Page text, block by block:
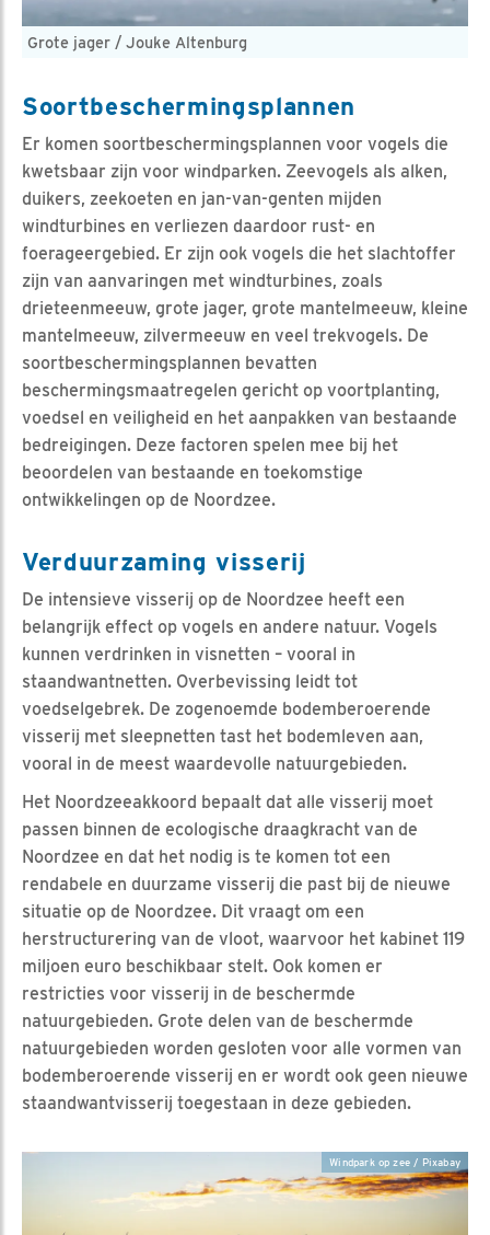
Grote jager / Jouke Altenburg
Soortbeschermingsplannen
Er komen soortbeschermingsplannen voor vogels die
kwetsbaar zijn voor windparken. Zeevogels als alken,
duikers, zeekoeten en jan-van-genten mijden
windturbines en verliezen daardoor rust- en
foerageergebied. Er zijn ook vogels die het slachtoffer
zijn van aanvaringen met windturbines, zoals
drieteenmeeuw, grote jager, grote mantelmeeuw, kleine
mantelmeeuw, zilvermeeuw en veel trekvogels. De
soortbeschermingsplannen bevatten
beschermingsmaatregelen gericht op voortplanting,
voedsel en veiligheid en het aanpakken van bestaande
bedreigingen. Deze factoren spelen mee bij het
beoordelen van bestaande en toekomstige
ontwikkelingen op de Noordzee.
Verduurzaming visserij
De intensieve visserij op de Noordzee heeft een
belangrijk effect op vogels en andere natuur. Vogels
kunnen verdrinken in visnetten – vooral in
staandwantnetten. Overbevissing leidt tot
voedselgebrek. De zogenoemde bodemberoerende
visserij met sleepnetten tast het bodemleven aan,
vooral in de meest waardevolle natuurgebieden.
Het Noordzeeakkoord bepaalt dat alle visserij moet
passen binnen de ecologische draagkracht van de
Noordzee en dat het nodig is te komen tot een
rendabele en duurzame visserij die past bij de nieuwe
situatie op de Noordzee. Dit vraagt om een
herstructurering van de vloot, waarvoor het kabinet 119
miljoen euro beschikbaar stelt. Ook komen er
restricties voor visserij in de beschermde
natuurgebieden. Grote delen van de beschermde
natuurgebieden worden gesloten voor alle vormen van
bodemberoerende visserij en er wordt ook geen nieuwe
staandwantvisserij toegestaan in deze gebieden.
Windpark op zee / Pixabay